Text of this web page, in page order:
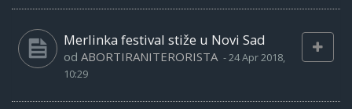
Merlinka festival stiže u Novi Sad
od ABORTIRANITERORISTA -24 Apr 2018,
10:29